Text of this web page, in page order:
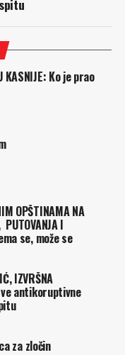
KASNIJE: Ko je prao
OPŠTINAMA NA
PUTOVANJA I
se, može se
IZVRŠNA
antikoruptivne
za zločin